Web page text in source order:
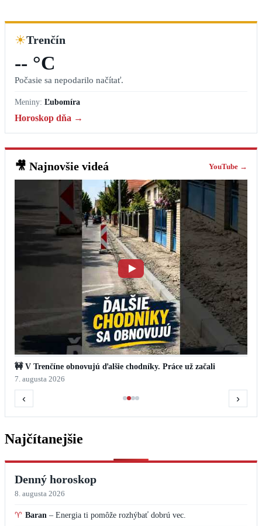
☀Trenčín
-- °C
Počasie sa nepodarilo načítať.
Meniny: Ľubomíra
Horoskop dňa →
🎥 Najnovšie videá YouTube →
🚧 V Trenčíne obnovujú ďalšie chodníky. Práce už začali
7. augusta 2026
‹ ›
Najčítanejšie
Denný horoskop
8. augusta 2026
♈ Baran – Energia ti pomôže rozhýbať dobrú vec.